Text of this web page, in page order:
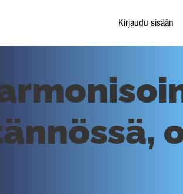
Kirjaudu sisään